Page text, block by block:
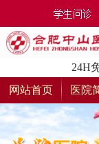
24H
网站首页
医院